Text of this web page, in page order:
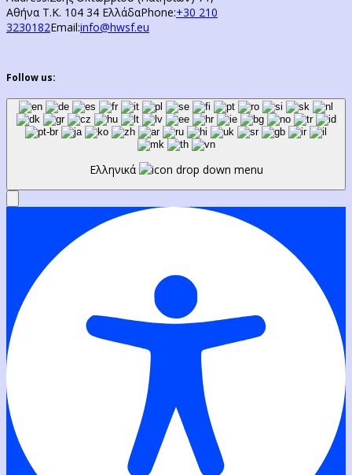
Αθήνα Τ.Κ. 104 34 ΕλλάδαPhone:+30 210
3230182Email:info@hwsf.eu
Follow us:
Ελληνικά